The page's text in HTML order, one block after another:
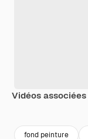
Vidéos associées
fond peinture